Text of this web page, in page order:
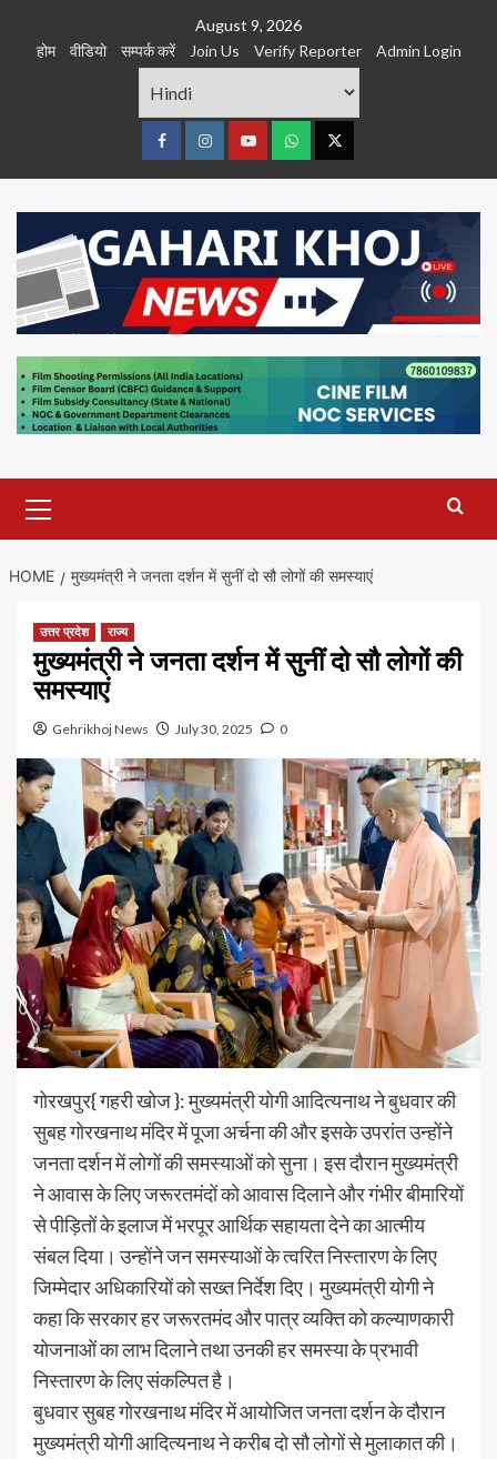
August 9, 2026
होम
वीडियो सम्पर्क करें Join Us Verify Reporter Admin Login
FacebookInstagramyoutubeWhatsTwitter
Menu
HOME मुख्यमंत्री ने जनता दर्शन में सुनीं दो सौ लोगों की समस्याएं
उत्तर प्रदेश राज्य
मुख्यमंत्री ने जनता दर्शन में सुनीं दो सौ लोगों की
समस्याएं
Gehrikhoj News July 30, 2025 0
गोरखपुर{ गहरी खोज }: मुख्यमंत्री योगी आदित्यनाथ ने बुधवार की
सुबह गोरखनाथ मंदिर में पूजा अर्चना की और इसके उपरांत उन्होंने
जनता दर्शन में लोगों की समस्याओं को सुना। इस दाैरान मुख्यमंत्री
ने आवास के लिए जरूरतमंदों को आवास दिलाने और गंभीर बीमारियों
से पीड़ितों के इलाज में भरपूर आर्थिक सहायता देने का आत्मीय
संबल दिया। उन्होंने जन समस्याओं के त्वरित निस्तारण के लिए
जिम्मेदार अधिकारियों को सख्त निर्देश दिए। मुख्यमंत्री योगी ने
कहा कि सरकार हर जरूरतमंद और पात्र व्यक्ति को कल्याणकारी
योजनाओं का लाभ दिलाने तथा उनकी हर समस्या के प्रभावी
निस्तारण के लिए संकल्पित है।
बुधवार सुबह गोरखनाथ मंदिर में आयोजित जनता दर्शन के दौरान
मुख्यमंत्री योगी आदित्यनाथ ने करीब दो सौ लोगों से मुलाकात की।